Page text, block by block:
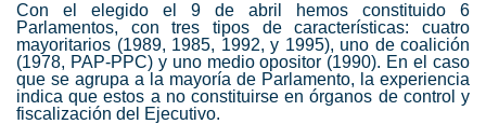
Con el elegido el 9 de abril hemos constituido 6
Parlamentos, con tres tipos de características: cuatro
mayoritarios (1989, 1985, 1992, y 1995), uno de coalición
(1978, PAP-PPC) y uno medio opositor (1990). En el caso
que se agrupa a la mayoría de Parlamento, la experiencia
indica que estos a no constituirse en órganos de control y
fiscalización del Ejecutivo.